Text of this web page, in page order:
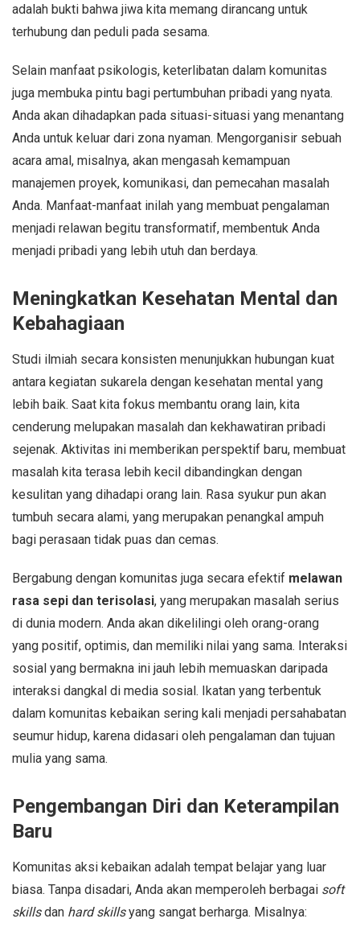
adalah bukti bahwa jiwa kita memang dirancang untuk
terhubung dan peduli pada sesama.
Selain manfaat psikologis, keterlibatan dalam komunitas
juga membuka pintu bagi pertumbuhan pribadi yang nyata.
Anda akan dihadapkan pada situasi-situasi yang menantang
Anda untuk keluar dari zona nyaman. Mengorganisir sebuah
acara amal, misalnya, akan mengasah kemampuan
manajemen proyek, komunikasi, dan pemecahan masalah
Anda. Manfaat-manfaat inilah yang membuat pengalaman
menjadi relawan begitu transformatif, membentuk Anda
menjadi pribadi yang lebih utuh dan berdaya.
Meningkatkan Kesehatan Mental dan
Kebahagiaan
Studi ilmiah secara konsisten menunjukkan hubungan kuat
antara kegiatan sukarela dengan kesehatan mental yang
lebih baik. Saat kita fokus membantu orang lain, kita
cenderung melupakan masalah dan kekhawatiran pribadi
sejenak. Aktivitas ini memberikan perspektif baru, membuat
masalah kita terasa lebih kecil dibandingkan dengan
kesulitan yang dihadapi orang lain. Rasa syukur pun akan
tumbuh secara alami, yang merupakan penangkal ampuh
bagi perasaan tidak puas dan cemas.
Bergabung dengan komunitas juga secara efektif melawan
rasa sepi dan terisolasi, yang merupakan masalah serius
di dunia modern. Anda akan dikelilingi oleh orang-orang
yang positif, optimis, dan memiliki nilai yang sama. Interaksi
sosial yang bermakna ini jauh lebih memuaskan daripada
interaksi dangkal di media sosial. Ikatan yang terbentuk
dalam komunitas kebaikan sering kali menjadi persahabatan
seumur hidup, karena didasari oleh pengalaman dan tujuan
mulia yang sama.
Pengembangan Diri dan Keterampilan
Baru
Komunitas aksi kebaikan adalah tempat belajar yang luar
biasa. Tanpa disadari, Anda akan memperoleh berbagai soft
skillsdan hard skillsyang sangat berharga. Misalnya: